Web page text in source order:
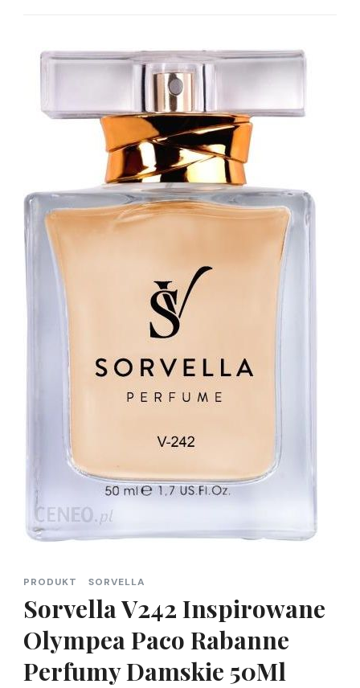
PRODUKT SORVELLA
Sorvella V242 Inspirowane
Olympea Paco Rabanne
Perfumy Damskie 50Ml